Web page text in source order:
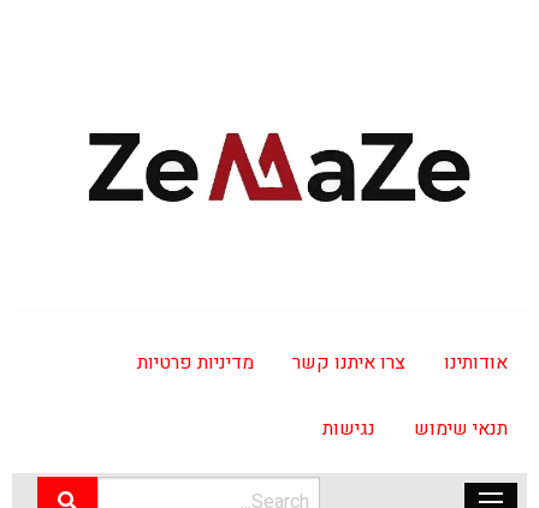
אודותינו צרו איתנו קשר מדיניות פרטיות
תנאי שימוש נגישות